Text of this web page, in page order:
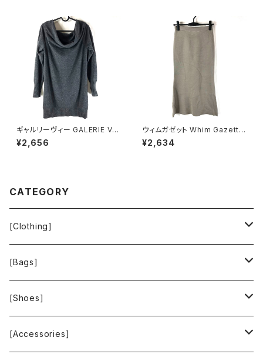
ギャルリーヴィー GALERIE VIE
ニット ウール100％ トゥモロー
ランド 日本製 グレー 1サイズ 9
¥2,656
ウィムガゼット Whim Gazette
スカート ロング フレア 無地 レ
ーヨン ウエストゴム ベージュ系
¥2,634
CATEGORY
[Clothing]
Krochet Kids International
[Bags]
BAGGU
FOOD TEXTILE
[Shoes]
TOMS
[Accessories]